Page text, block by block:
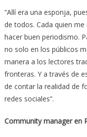
“Allí era una esponja,
de todos. Cada quien
hacer buen periodismo.
no solo en los públicos
manera a los lectores
fronteras. Y a través de
de contar la realidad de
redes sociales”.
Community manager en